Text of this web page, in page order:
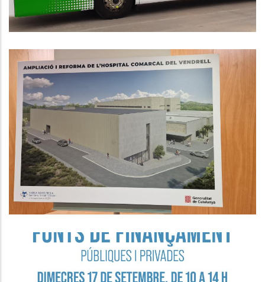
El Consell Comarcal Del Baix
Penedès Valora Molt Positivament
L’avanç De Les Obres D’ampliació
De L’Hospital Comarcal
Altres